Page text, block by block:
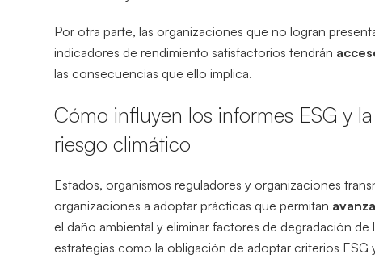
Por otra parte, las organizaciones que no logran
indicadores de rendimiento satisfactorios tendrán
las consecuencias que ello implica.
Cómo influyen los informes ESG y
riesgo climático
Estados, organismos reguladores y organizaciones
organizaciones a adoptar prácticas que permitan
el daño ambiental y eliminar factores de degradación
estrategias como la obligación de adoptar criterios